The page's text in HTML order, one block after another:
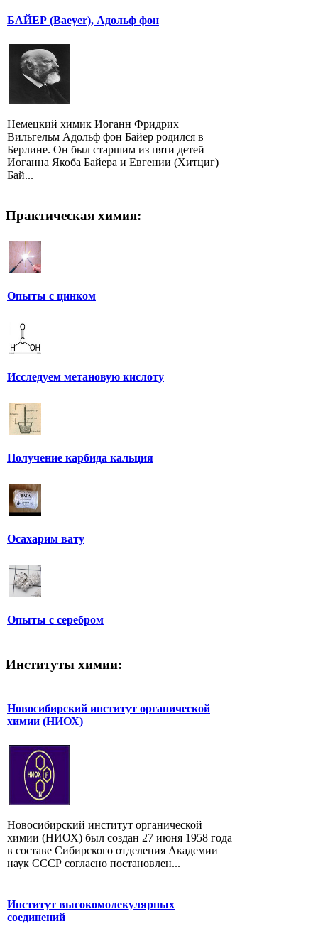
БАЙЕР (Baeyer), Адольф фон
Немецкий химик Иоганн Фридрих
Вильгельм Адольф фон Байер родился в
Берлине. Он был старшим из пяти детей
Иоганна Якоба Байера и Евгении (Хитциг)
Бай...
Практическая химия:
Опыты с цинком
Исследуем метановую кислоту
Получение карбида кальция
Осахарим вату
Опыты с серебром
Институты химии:
Новосибирский институт органической
химии (НИОХ)
Новосибирский институт органической
химии (НИОХ) был создан 27 июня 1958 года
в составе Сибирского отделения Академии
наук СССР согласно постановлен...
Институт высокомолекулярных
соединений